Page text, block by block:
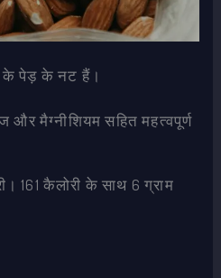
के पेड़ के नट हैं।
और मैग्नीशियम सहित महत्वपूर्ण
161 कैलोरी के साथ 6 ग्राम